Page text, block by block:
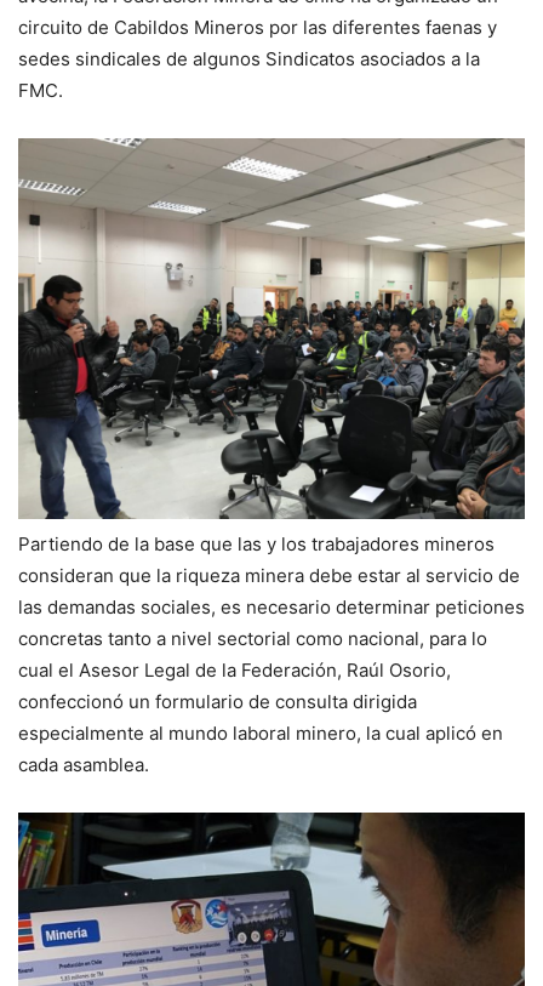
circuito de Cabildos Mineros por las diferentes faenas y
sedes sindicales de algunos Sindicatos asociados a la
FMC.
Partiendo de la base que las y los trabajadores mineros
consideran que la riqueza minera debe estar al servicio de
las demandas sociales, es necesario determinar peticiones
concretas tanto a nivel sectorial como nacional, para lo
cual el Asesor Legal de la Federación, Raúl Osorio,
confeccionó un formulario de consulta dirigida
especialmente al mundo laboral minero, la cual aplicó en
cada asamblea.